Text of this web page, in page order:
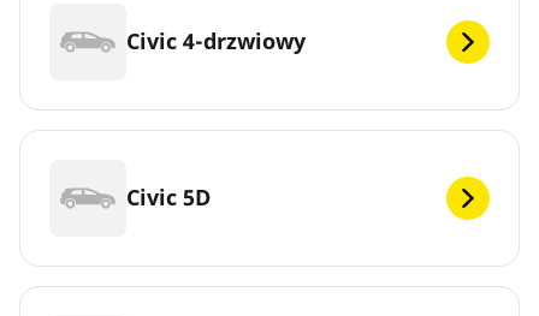
Civic 4-drzwiowy
Civic 5D